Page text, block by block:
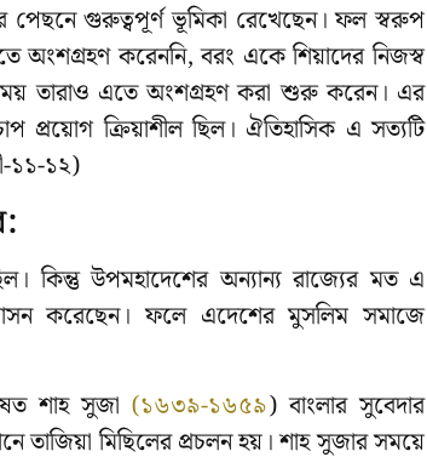
পেছনে গুরুত্বপূর্ণ ভূমিকা রেখেছেন। ফল স্বরুপ
অংশগ্রহণ করেননি, বরং একে শিয়াদের নিজস্ব
তারাও এতে অংশগ্রহণ করা শুরু করেন। এর
প্রয়োগ ক্রিয়াশীল ছিল। ঐতিহাসিক এ সত্যটি
১১-১২)
কিন্তু উপমহাদেশের অন্যান্য রাজ্যের মত এ
শাসন করেছেন। ফলে এদেশের মুসলিম সমাজে
শাহ সুজা (১৬৩৯-১৬৫৯) বাংলার সুবেদার
তাজিয়া মিছিলের প্রচলন হয়। শাহ সুজার সময়ে